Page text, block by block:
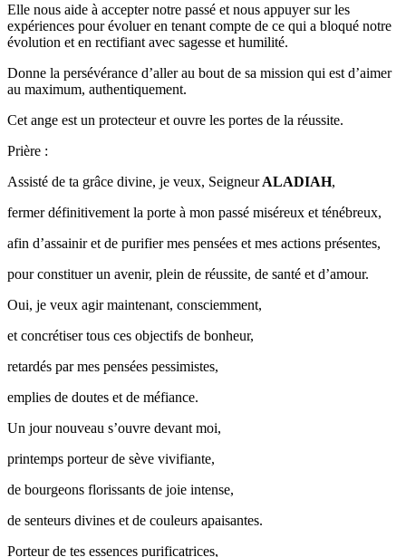
Elle nous aide à accepter notre passé et nous appuyer sur les
expériences pour évoluer en tenant compte de ce qui a bloqué notre
évolution et en rectifiant avec sagesse et humilité.
Donne la persévérance d’aller au bout de sa mission qui est d’aimer
au maximum, authentiquement.
Cet ange est un protecteur et ouvre les portes de la réussite.
Prière :
Assisté de ta grâce divine, je veux, SeigneurALADIAH,
fermer définitivement la porte à mon passé miséreux et ténébreux,
afin d’assainir et de purifier mes pensées et mes actions présentes,
pour constituer un avenir, plein de réussite, de santé et d’amour.
Oui, je veux agir maintenant, consciemment,
et concrétiser tous ces objectifs de bonheur,
retardés par mes pensées pessimistes,
emplies de doutes et de méfiance.
Un jour nouveau s’ouvre devant moi,
printemps porteur de sève vivifiante,
de bourgeons florissants de joie intense,
de senteurs divines et de couleurs apaisantes.
Porteur de tes essences purificatrices,